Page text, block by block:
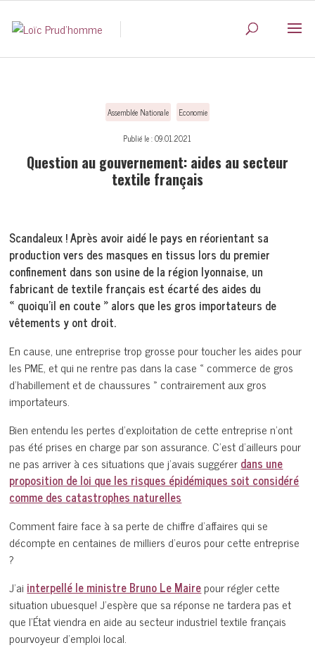
Assemblée Nationale Economie
Publié le : 09.01.2021
Question au gouvernement: aides au secteur
textile français
Scandaleux ! Après avoir aidé le pays en réorientant sa
production vers des masques en tissus lors du premier
confinement dans son usine de la région lyonnaise, un
fabricant de textile français est écarté des aides du
« quoiqu’il en coute » alors que les gros importateurs de
vêtements y ont droit.
En cause, une entreprise trop grosse pour toucher les aides pour
les PME, et qui ne rentre pas dans la case « commerce de gros
d’habillement et de chaussures » contrairement aux gros
importateurs.
Bien entendu les pertes d’exploitation de cette entreprise n’ont
pas été prises en charge par son assurance. C’est d’ailleurs pour
ne pas arriver à ces situations que j’avais suggérerdans une
proposition de loi que les risques épidémiques soit considéré
comme des catastrophes naturelles
Comment faire face à sa perte de chiffre d’affaires qui se
décompte en centaines de milliers d’euros pour cette entreprise
?
J’ai interpellé le ministre Bruno Le Mairepour régler cette
situation ubuesque! J’espère que sa réponse ne tardera pas et
que l’État viendra en aide au secteur industriel textile français
pourvoyeur d’emploi local.